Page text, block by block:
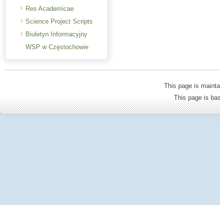
Res Academicae
Science Project Scripts
Biuletyn Informacyjny
WSP w Częstochowie
This page is
This page is